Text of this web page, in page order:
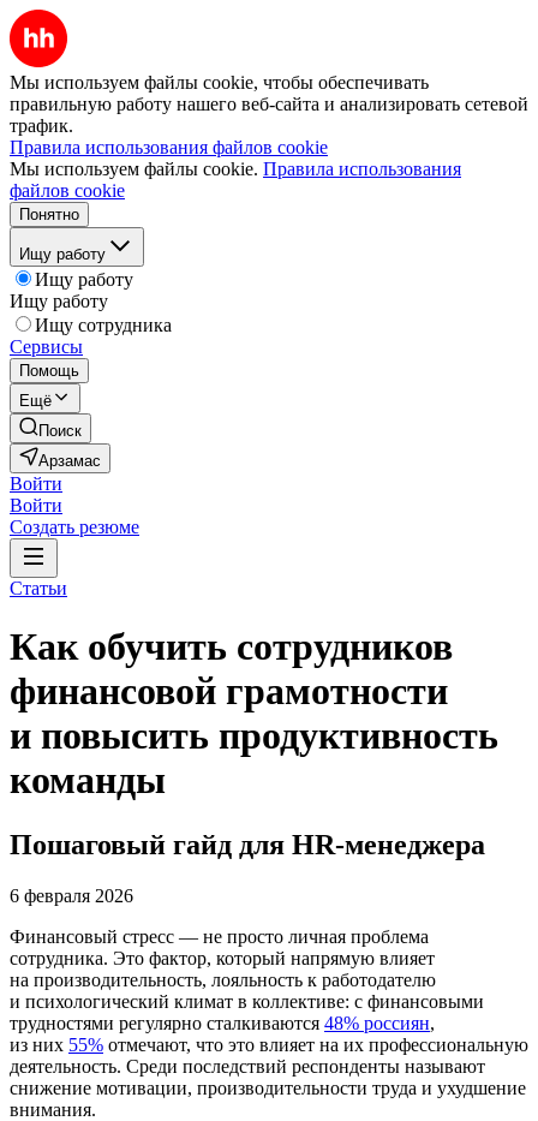
Мы используем файлы cookie, чтобы обеспечивать
правильную работу нашего веб-сайта и анализировать сетевой
трафик.
Правила использования файлов cookie
Мы используем файлы cookie. Правила использования
файлов cookie
Понятно
Ищу работу
Ищу работу
Ищу работу
Ищу сотрудника
Сервисы
Помощь
Ещё
Поиск
Арзамас
Войти
Войти
Создать резюме
Статьи
Как обучить сотрудников
финансовой грамотности
и повысить продуктивность
команды
Пошаговый гайд для HR-менеджера
6 февраля 2026
Финансовый стресс — не просто личная проблема
сотрудника. Это фактор, который напрямую влияет
на производительность, лояльность к работодателю
и психологический климат в коллективе: с финансовыми
трудностями регулярно сталкиваются 48% россиян,
из них 55% отмечают, что это влияет на их профессиональную
деятельность. Среди последствий респонденты называют
снижение мотивации, производительности труда и ухудшение
внимания.